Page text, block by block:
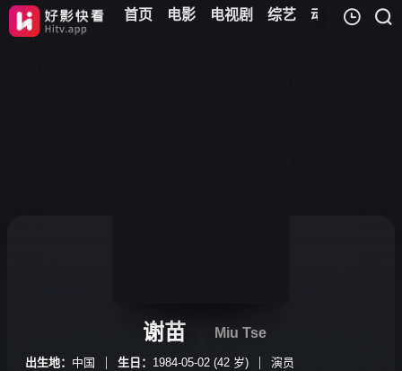
首页 电影 电视剧 综艺 动漫 儿童
谢苗 Miu Tse
出生地： 中国 生日： 1984-05-02 (42 岁)
演员